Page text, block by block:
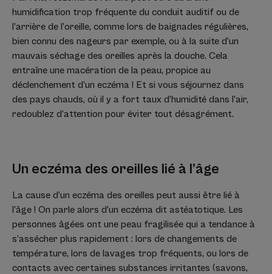
humidification trop fréquente du conduit auditif ou de
l’arrière de l’oreille, comme lors de baignades régulières,
bien connu des nageurs par exemple, ou à la suite d’un
mauvais séchage des oreilles après la douche. Cela
entraîne une macération de la peau, propice au
déclenchement d’un eczéma ! Et si vous séjournez dans
des pays chauds, où il y a fort taux d’humidité dans l’air,
redoublez d’attention pour éviter tout désagrément.
Un eczéma des oreilles lié à l’âge
La cause d’un eczéma des oreilles peut aussi être lié à
l’âge ! On parle alors d’un eczéma dit astéatotique. Les
personnes âgées ont une peau fragilisée qui a tendance à
s’assécher plus rapidement : lors de changements de
température, lors de lavages trop fréquents, ou lors de
contacts avec certaines substances irritantes (savons,